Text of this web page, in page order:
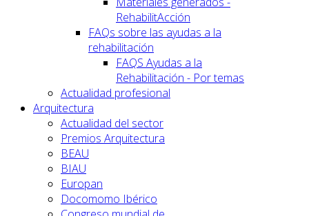
RehabilitAcción
FAQs sobre las ayudas a la
rehabilitación
FAQS Ayudas a la
Rehabilitación - Por temas
Actualidad profesional
Arquitectura
Actualidad del sector
Premios Arquitectura
BEAU
BIAU
Europan
Docomomo Ibérico